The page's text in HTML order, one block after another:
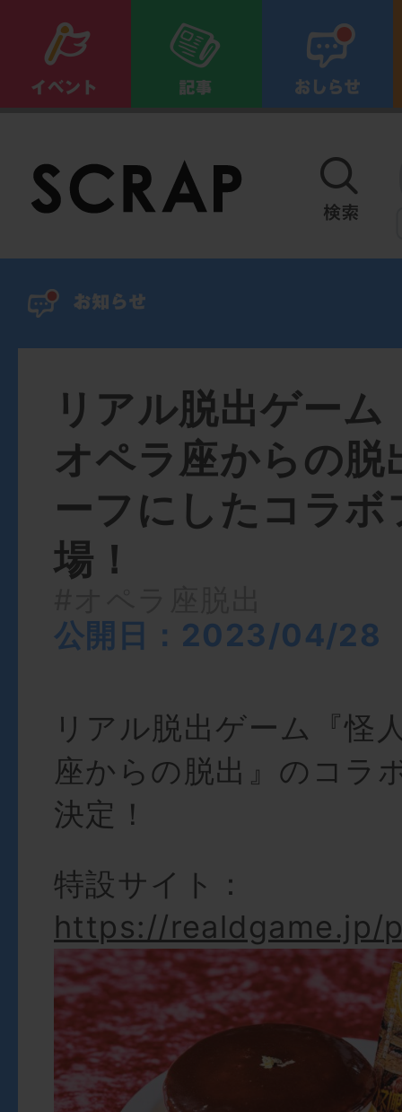
リアル脱出ゲーム
オペラ座からの脱
ーフにしたコラボ
場！
公開日：2023/04/28
リアル脱出ゲーム『怪
座からの脱出』のコラ
決定！
特設サイト：
https://realdgame.jp/